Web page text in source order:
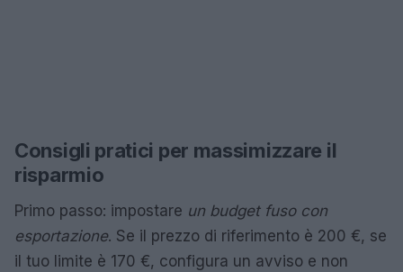
Consigli pratici per massimizzare il
risparmio
Primo passo: impostare un budget fuso con
esportazione. Se il prezzo di riferimento è 200 €, se
il tuo limite è 170 €, configura un avviso e non